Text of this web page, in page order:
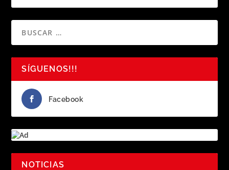
SÍGUENOS!!!
Facebook
NOTICIAS